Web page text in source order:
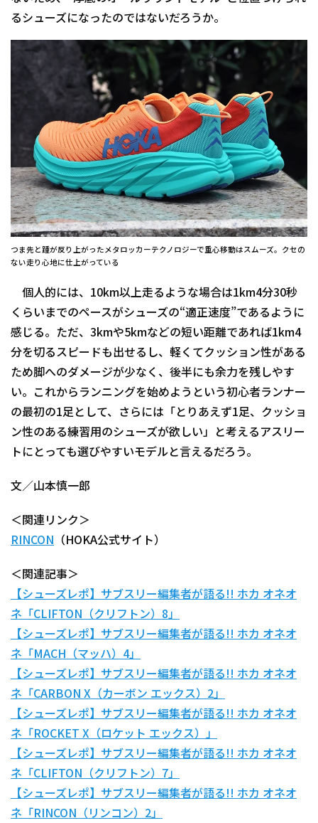
るシューズになったのではないだろうか。
つま先と踵が反り上がったメタロッカーテクノロジーで重心移動はスムーズ。クセの
ない走り心地に仕上がっている
個人的には、10km以上走るような場合は1km4分30秒
くらいまでのペースがシューズの“適正速度”であるように
感じる。ただ、3kmや5kmなどの短い距離であれば1km4
分を切るスピードも出せるし、軽くてクッション性がある
ため脚へのダメージが少なく、後半にも余力を残しやす
い。これからランニングを始めようという初心者ランナー
の最初の1足として、さらには「とりあえず1足、クッショ
ン性のある練習用のシューズが欲しい」と考えるアスリー
トにとっても選びやすいモデルと言えるだろう。
文／山本慎一郎
＜関連リンク＞
RINCON
（HOKA公式サイト）
＜関連記事＞
【シューズレポ】サブスリー編集者が語る!! ホカ オネオ
ネ「CLIFTON（クリフトン）8」
【シューズレポ】サブスリー編集者が語る!! ホカ オネオ
ネ「MACH（マッハ）4」
【シューズレポ】サブスリー編集者が語る!! ホカ オネオ
ネ「CARBON X（カーボン エックス）2」
【シューズレポ】サブスリー編集者が語る!! ホカ オネオ
ネ「ROCKET X（ロケット エックス）」
【シューズレポ】サブスリー編集者が語る!! ホカ オネオ
ネ「CLIFTON（クリフトン）7」
【シューズレポ】サブスリー編集者が語る!! ホカ オネオ
ネ「RINCON（リンコン）2」